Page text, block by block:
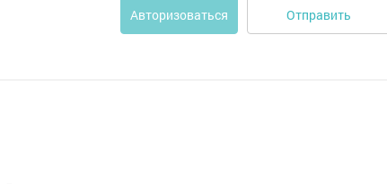
Авторизоваться Отправить